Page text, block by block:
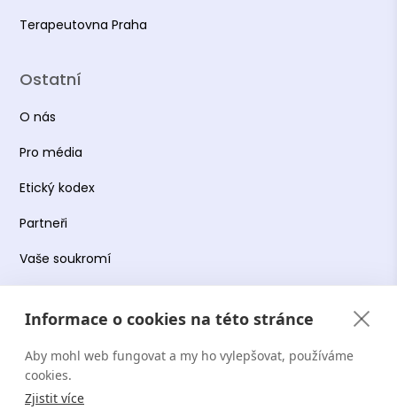
Informace o cookies na této stránce
Aby mohl web fungovat a my ho vylepšovat, používáme
cookies.
Zjistit více
Terapeutovna Praha
Ostatní
O nás
Pro média
Etický kodex
Partneři
Vaše soukromí
Obchodní podmínky
Podmínky používání platformy